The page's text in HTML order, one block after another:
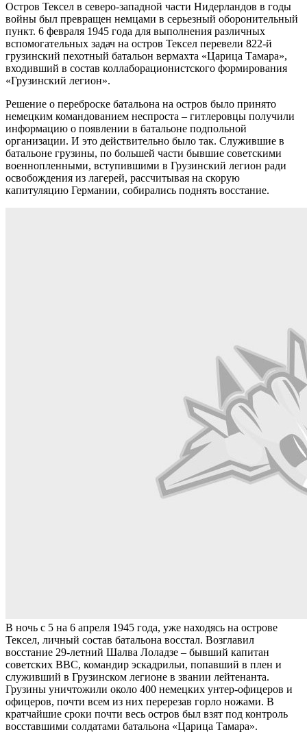
Остров Тексел в северо-западной части Нидерландов в годы
войны был превращен немцами в серьезный оборонительный
пункт. 6 февраля 1945 года для выполнения различных
вспомогательных задач на остров Тексел перевели 822-й
грузинский пехотный батальон вермахта «Царица Тамара»,
входивший в состав коллаборационистского формирования
«Грузинский легион».
Решение о переброске батальона на остров было принято
немецким командованием неспроста – гитлеровцы получили
информацию о появлении в батальоне подпольной
организации. И это действительно было так. Служившие в
батальоне грузины, по большей части бывшие советскими
военнопленными, вступившими в Грузинский легион ради
освобождения из лагерей, рассчитывая на скорую
капитуляцию Германии, собирались поднять восстание.
В ночь с 5 на 6 апреля 1945 года, уже находясь на острове
Тексел, личный состав батальона восстал. Возглавил
восстание 29-летний Шалва Лоладзе – бывший капитан
советских ВВС, командир эскадрильи, попавший в плен и
служивший в Грузинском легионе в звании лейтенанта.
Грузины уничтожили около 400 немецких унтер-офицеров и
офицеров, почти всем из них перерезав горло ножами. В
кратчайшие сроки почти весь остров был взят под контроль
восставшими солдатами батальона «Царица Тамара».